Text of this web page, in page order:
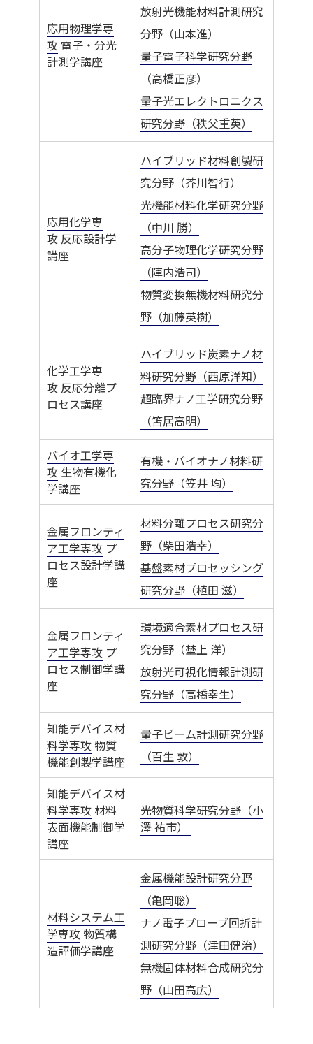
応用物理学専
攻 電子・分光
計測学講座
放射光機能材料計測研究
分野（山本進）
量子電子科学研究分野
（高橋正彦）
量子光エレクトロニクス
研究分野（秩父重英）
応用化学専
攻 反応設計学
講座
ハイブリッド材料創製研
究分野（芥川智行）
光機能材料化学研究分野
（中川 勝）
高分子物理化学研究分野
（陣内浩司）
物質変換無機材料研究分
野（加藤英樹）
化学工学専
攻 反応分離プ
ロセス講座
ハイブリッド炭素ナノ材
料研究分野（西原洋知）
超臨界ナノ工学研究分野
（笘居高明）
バイオ工学専
攻 生物有機化
学講座
有機・バイオナノ材料研
究分野（笠井 均）
金属フロンティ
ア工学専攻 プ
ロセス設計学講
座
材料分離プロセス研究分
野（柴田浩幸）
基盤素材プロセッシング
研究分野（植田 滋）
金属フロンティ
ア工学専攻 プ
ロセス制御学講
座
環境適合素材プロセス研
究分野（埜上 洋）
放射光可視化情報計測研
究分野（高橋幸生）
知能デバイス材
料学専攻 物質
機能創製学講座
量子ビーム計測研究分野
（百生 敦）
知能デバイス材
料学専攻材料
表面機能制御学
講座
光物質科学研究分野（小
澤 祐市）
材料システム工
学専攻 物質構
造評価学講座
金属機能設計研究分野
（亀岡聡）
ナノ電子プローブ回折計
測研究分野（津田健治）
無機固体材料合成研究分
野（山田高広）